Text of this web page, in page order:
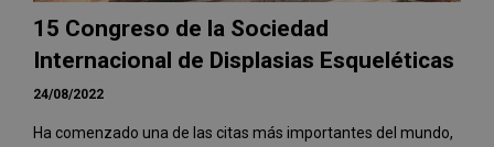
15 Congreso de la Sociedad
Internacional de Displasias Esqueléticas
24/08/2022
Ha comenzado una de las citas más importantes del mundo,